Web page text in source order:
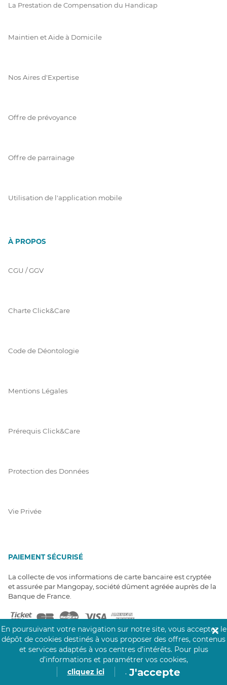
La Prestation de Compensation du Handicap
Maintien et Aide à Domicile
Nos Aires d'Expertise
Offre de prévoyance
Offre de parrainage
Utilisation de l'application mobile
À PROPOS
CGU / GGV
Charte Click&Care
Code de Déontologie
Mentions Légales
Prérequis Click&Care
Protection des Données
Vie Privée
PAIEMENT SÉCURISÉ
La collecte de vos informations de carte bancaire est cryptée
et assurée par Mangopay, société dûment agréée auprès de la
Banque de France.
NOS PARTENAIRES
En poursuivant votre navigation sur notre site, vous acceptez le
dépôt de cookies destinés à vous proposer des offres, contenus
et services adaptés à vos centres d’intérêts. Pour plus
d’informations et paramétrer vos cookies,
cliquez ici
. J'accepte
✕